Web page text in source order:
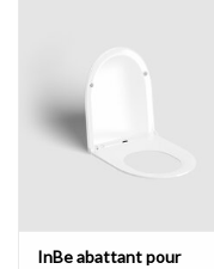
InBe abattant pour